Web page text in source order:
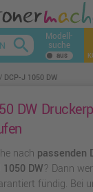
keyboard_arrow_up
search Modell-
suche
DCP-J 1050 DW
DW
nach passenden
DW? Dann
fündig. Bei